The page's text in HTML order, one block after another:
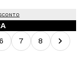
7 8